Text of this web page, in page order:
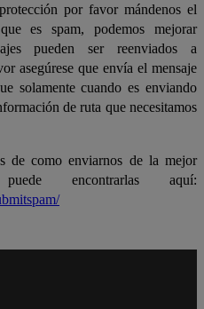
por favor mándenos el
es spam, podemos mejorar
pueden ser reenviados a
asegúrese que envía el mensaje
solamente cuando es enviando
de ruta que necesitamos
de como enviarnos de la mejor
encontrarlas aquí: